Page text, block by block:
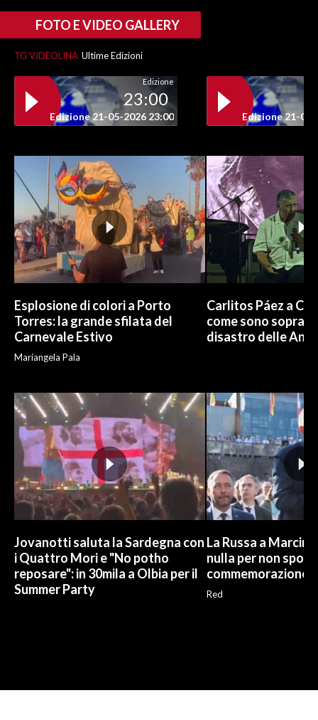
FOTO E VIDEO GALLERY
TG VIDEOLINA Ultime Edizioni
Edizione
23:00
Edizione 21-05-2026 23:00 Edizione 21-05-
Esplosione di colori a Porto
Torres: la grande sfilata del
Carnevale Estivo
Mariangela Pala
Carlitos Páez a
come sono
disastro delle
Jovanotti saluta la Sardegna con
i Quattro Mori e "No potho
reposare": in 30mila a Olbia per il
Summer Party
La Russa a
nulla per non
commemorazione
Red